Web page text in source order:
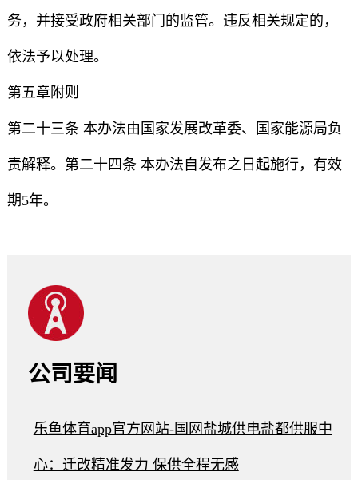
务，并接受政府相关部门的监管。违反相关规定的，
依法予以处理。
第五章附则
第二十三条 本办法由国家发展改革委、国家能源局负
责解释。第二十四条 本办法自发布之日起施行，有效
期5年。
公司要闻
乐鱼体育app官方网站-国网盐城供电盐都供服中
心：迁改精准发力 保供全程无感